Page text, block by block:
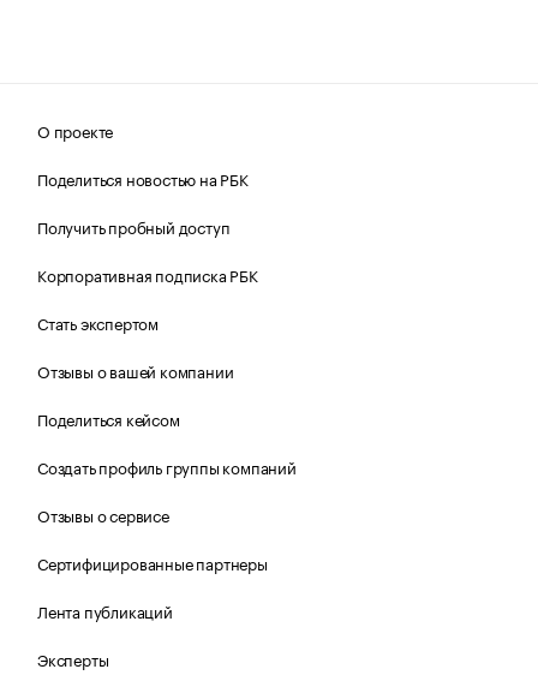
О проекте
Поделиться новостью на РБК
Получить пробный доступ
Корпоративная подписка РБК
Стать экспертом
Отзывы о вашей компании
Поделиться кейсом
Создать профиль группы компаний
Отзывы о сервисе
Сертифицированные партнеры
Лента публикаций
Эксперты